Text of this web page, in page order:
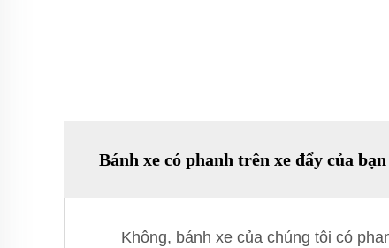
Bánh xe có phanh trên xe đẩy của
Không, bánh xe của chúng tôi có